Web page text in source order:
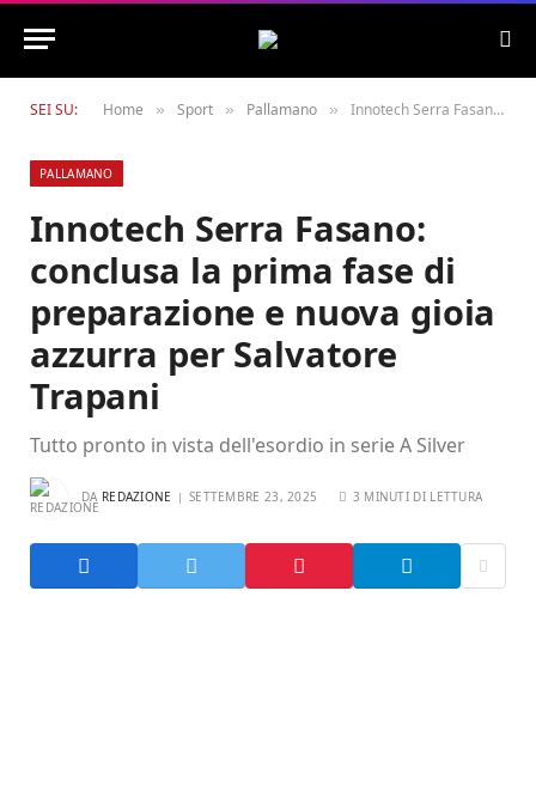
SEI SU: Home » Sport » Pallamano » Innotech Serra Fasano: conclusa la prima fase di preparazione e nuova gioia azzurra per Salvatore Trapani
PALLAMANO
Innotech Serra Fasano:
conclusa la prima fase di
preparazione e nuova gioia
azzurra per Salvatore
Trapani
Tutto pronto in vista dell'esordio in serie A Silver
DA REDAZIONE SETTEMBRE 23, 2025 3 MINUTI DI LETTURA